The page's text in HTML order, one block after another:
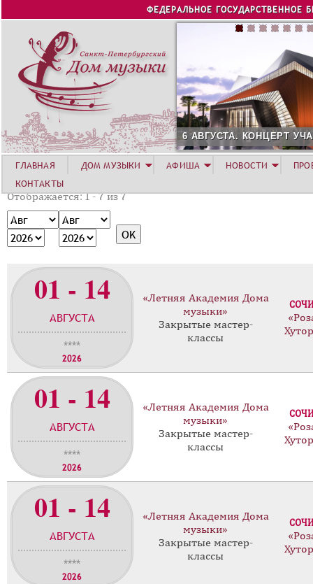
Jump to navigation
ФЕДЕРАЛЬНОЕ ГОСУДАРСТВЕННОЕ
6 АВГУСТА. КОНЦЕРТ
Отображается: 1 - 7 из 7
М
е
с
Г
о
М
е
с
я
Г
о
д
01 - 14
АВГУСТА
****
2026
«Летняя Академия Дома
музыки»
Закрытые мастер-
классы
01 - 14
АВГУСТА
****
2026
«Летняя Академия Дома
музыки»
Закрытые мастер-
классы
01 - 14
АВГУСТА
****
2026
«Летняя Академия Дома
музыки»
Закрытые мастер-
классы
ГЛАВНАЯ ДОМ МУЗЫКИ АФИША НОВОСТИ
КОНТАКТЫ